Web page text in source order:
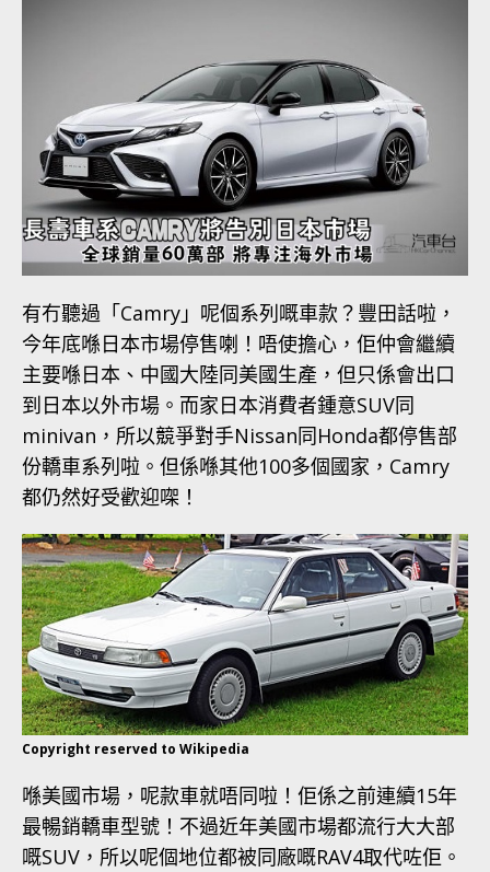
有冇聽過「Camry」呢個系列嘅車款？豐田話啦，
今年底喺日本市場停售喇！唔使擔心，佢仲會繼續
主要喺日本、中國大陸同美國生產，但只係會出口
到日本以外市場。而家日本消費者鍾意SUV同
minivan，所以競爭對手Nissan同Honda都停售部
份轎車系列啦。但係喺其他100多個國家，Camry
都仍然好受歡迎㗎！
Copyright reserved to Wikipedia
喺美國市場，呢款車就唔同啦！佢係之前連續15年
最暢銷轎車型號！不過近年美國市場都流行大大部
嘅SUV，所以呢個地位都被同廠嘅RAV4取代咗佢。